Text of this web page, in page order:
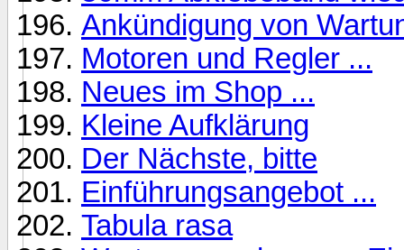
Ankündigung von
Motoren und Regler ...
Neues im Shop ...
Kleine Aufklärung
Der Nächste, bitte
Einführungsangebot ...
Tabula rasa